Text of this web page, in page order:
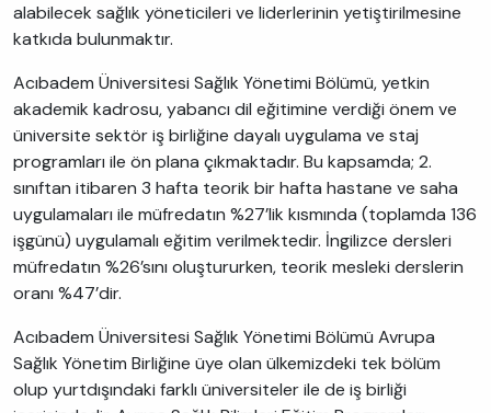
alabilecek sağlık yöneticileri ve liderlerinin yetiştirilmesine
katkıda bulunmaktır.
Acıbadem Üniversitesi Sağlık Yönetimi Bölümü, yetkin
akademik kadrosu, yabancı dil eğitimine verdiği önem ve
üniversite sektör iş birliğine dayalı uygulama ve staj
programları ile ön plana çıkmaktadır. Bu kapsamda; 2.
sınıftan itibaren 3 hafta teorik bir hafta hastane ve saha
uygulamaları ile müfredatın %27’lik kısmında (toplamda 136
işgünü) uygulamalı eğitim verilmektedir. İngilizce dersleri
müfredatın %26’sını oluştururken, teorik mesleki derslerin
oranı %47’dir.
Acıbadem Üniversitesi Sağlık Yönetimi Bölümü Avrupa
Sağlık Yönetim Birliğine üye olan ülkemizdeki tek bölüm
olup yurtdışındaki farklı üniversiteler ile de iş birliği